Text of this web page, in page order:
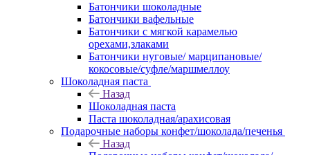
Батончики шоколадные
Батончики вафельные
Батончики с мягкой карамелью
орехами,злаками
Батончики нуговые/ марципановые/
кокосовые/суфле/маршмеллоу
Шоколадная паста
Назад
Шоколадная паста
Паста шоколадная/арахисовая
Подарочные наборы конфет/шоколада/печенья
Назад